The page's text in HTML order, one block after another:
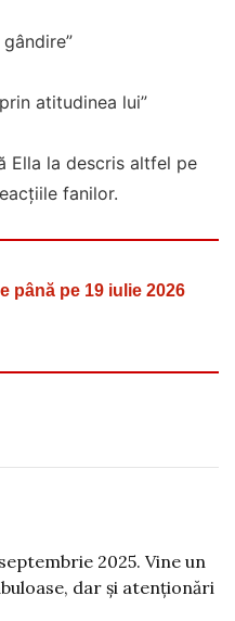
atitudinea lui”
Ella la descris altfel pe
fanilor.
până pe 19 iulie 2026
2025. Vine un
dar și atenționări